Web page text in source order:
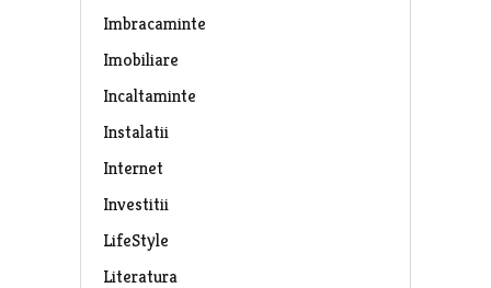
Imbracaminte
Imobiliare
Incaltaminte
Instalatii
Internet
Investitii
LifeStyle
Literatura